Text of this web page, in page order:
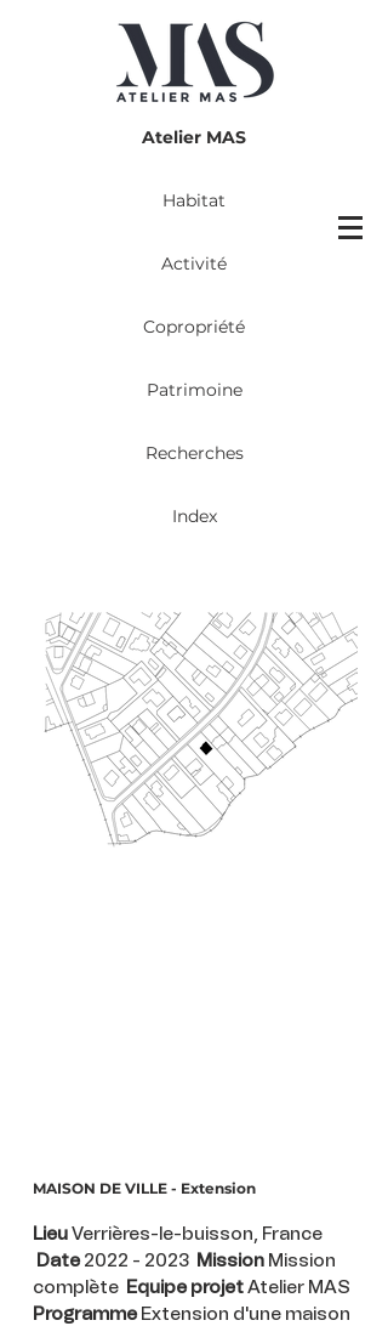
Atelier MAS
Habitat
Activité
Copropriété
Patrimoine
Recherches
Index
MAISON DE VILLE - Extension
LieuVerrières-le-buisson, France
Date2022 - 2023 Mission Mission
complète Equipe projetAtelier MAS
ProgrammeExtension d'une maison